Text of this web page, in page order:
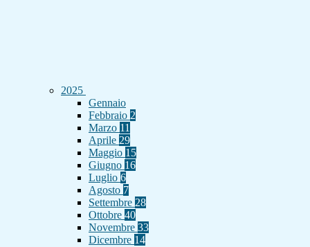
2025
Gennaio
Febbraio 2
Marzo 11
Aprile 29
Maggio 15
Giugno 16
Luglio 6
Agosto 7
Settembre 28
Ottobre 40
Novembre 33
Dicembre 14